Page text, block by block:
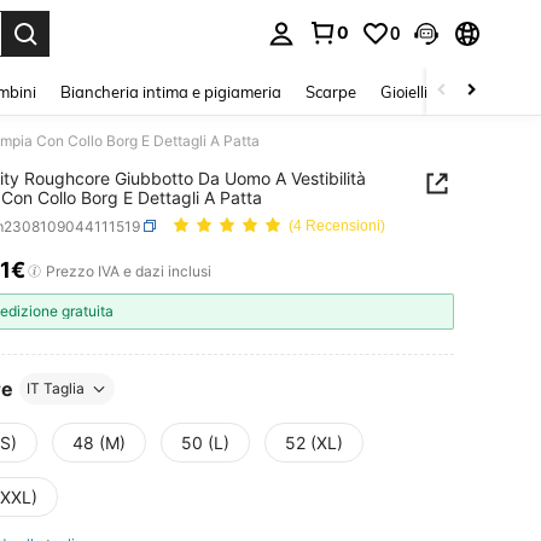
0 0
Biancheria intima e pigiameria Scarpe Gioielli E Accessori
Con Collo Borg E Dettagli A Patta
Roughcore Giubbotto Da Uomo A Vestibilità
Collo Borg E Dettagli A Patta
(4 Recensioni)
AND AVAILABILITY
Prezzo IVA e dazi inclusi
gratuita
IT Taglia
48 (M) 50 (L) 52 (XL)